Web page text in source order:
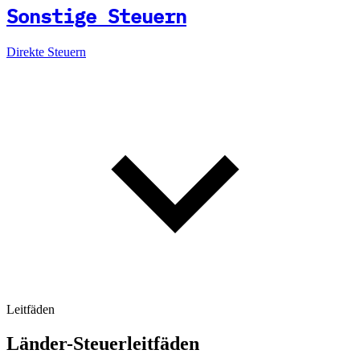
Sonstige Steuern
Direkte Steuern
Leitfäden
Länder-Steuerleitfäden